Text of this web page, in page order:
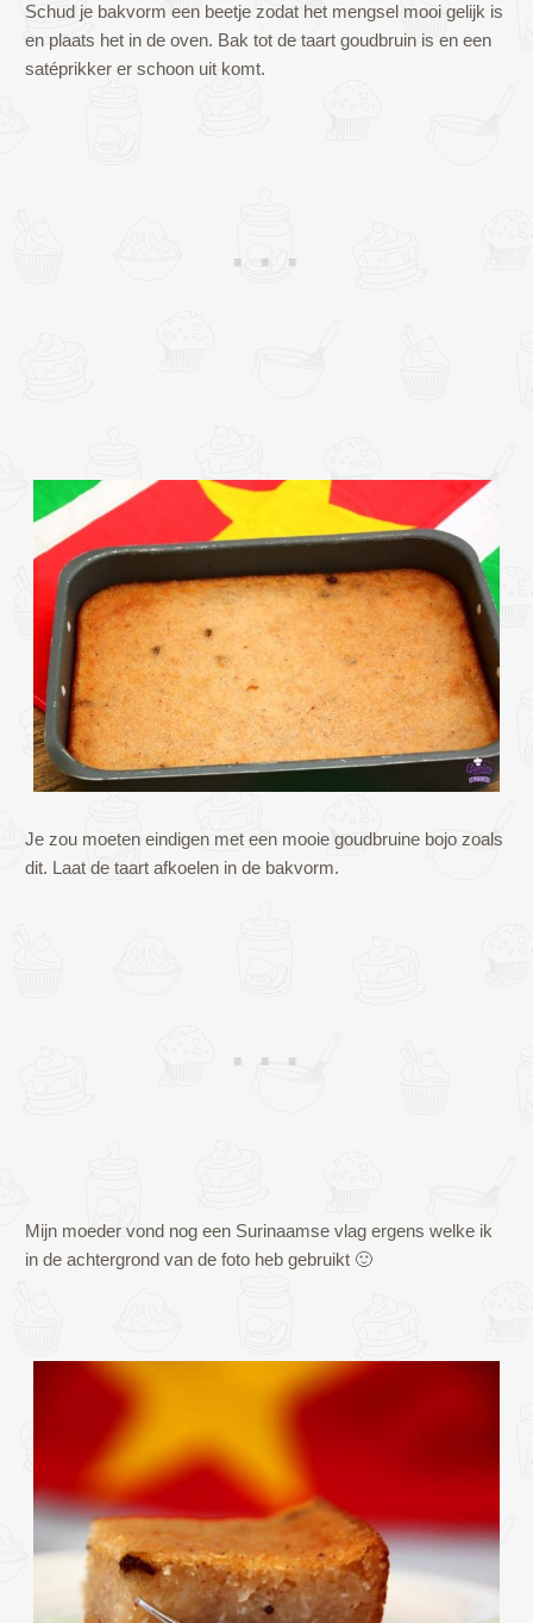
Schud je bakvorm een beetje zodat het mengsel mooi gelijk is
en plaats het in de oven. Bak tot de taart goudbruin is en een
satéprikker er schoon uit komt.
Je zou moeten eindigen met een mooie goudbruine bojo zoals
dit. Laat de taart afkoelen in de bakvorm.
Mijn moeder vond nog een Surinaamse vlag ergens welke ik
in de achtergrond van de foto heb gebruikt 🙂